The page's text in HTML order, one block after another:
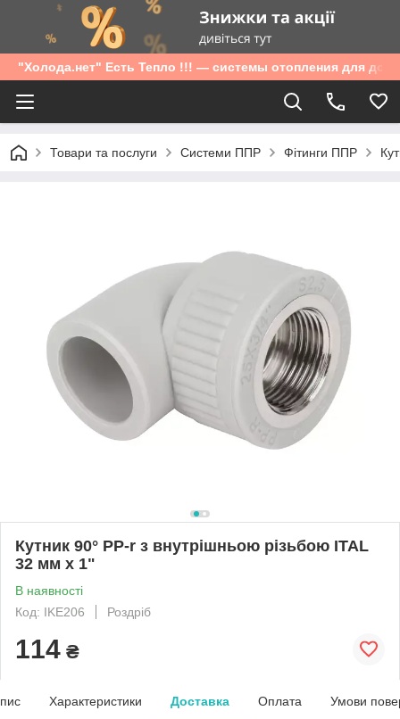
"Холода.нет" Есть Тепло !!! — системы отопления для дома
Товари та послуги Системи ППР Фітинги ППР
Кутник 90° PP-r з внутрішньою різьбою ITAL
32 мм x 1"
В наявності
Код: IKE206
Роздріб
114 ₴
Характеристики Доставка Оплата Умови